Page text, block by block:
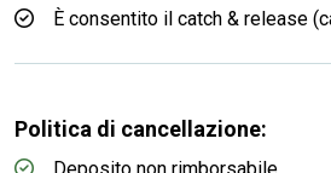
È consentito il catch & release
Politica di cancellazione: